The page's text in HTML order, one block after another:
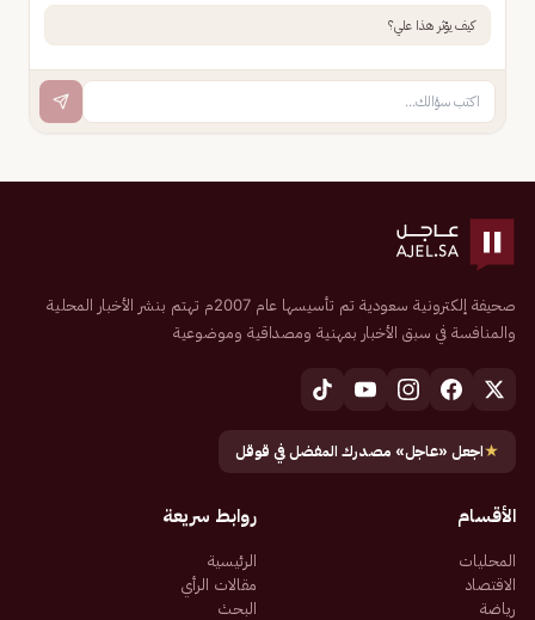
كيف يؤثر هذا علي؟
صحيفة إلكترونية سعودية تم تأسيسها عام 2007م تهتم بنشر الأخبار المحلية
والمنافسة في سبق الأخبار بمهنية ومصداقية وموضوعية
★اجعل «عاجل» مصدرك المفضل في قوقل
الأقسام
المحليات
الاقتصاد
رياضة
روابط سريعة
الرئيسية
مقالات الرأي
البحث